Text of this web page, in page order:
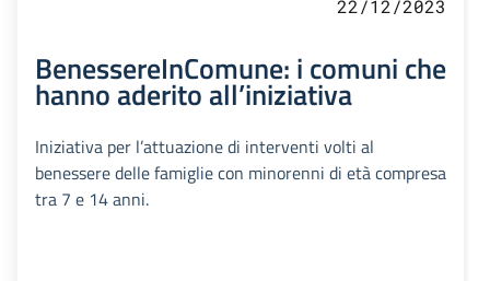
22/12/2023
BenessereInComune: i comuni che
hanno aderito all’iniziativa
Iniziativa per l’attuazione di interventi volti al
benessere delle famiglie con minorenni di età compresa
tra 7 e 14 anni.